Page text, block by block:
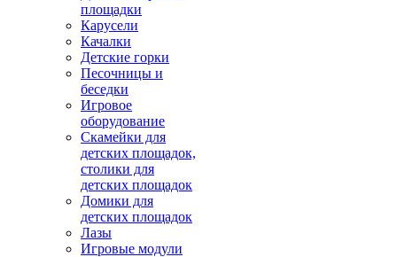
площадки
Карусели
Качалки
Детские горки
Песочницы и
беседки
Игровое
оборудование
Скамейки для
детских площадок,
столики для
детских площадок
Домики для
детских площадок
Лазы
Игровые модули